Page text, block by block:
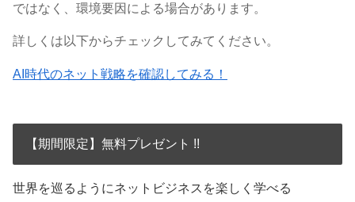
ではなく、 環境要因による場合があります。
詳しくは以下からチェックしてみてください。
AI時代のネット戦略を確認してみる！
【期間限定】無料プレゼント !!
世界を巡るようにネットビジネスを楽しく学べる